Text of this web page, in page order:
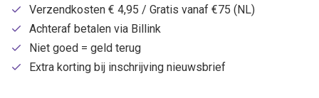
Verzendkosten € 4,95 / Gratis vanaf €75 (NL)
Achteraf betalen via Billink
Niet goed = geld terug
Extra korting bij inschrijving nieuwsbrief